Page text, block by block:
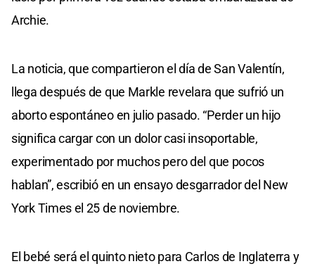
Archie.
La noticia, que compartieron el día de San Valentín,
llega después de que Markle revelara que sufrió un
aborto espontáneo en julio pasado. “Perder un hijo
significa cargar con un dolor casi insoportable,
experimentado por muchos pero del que pocos
hablan”, escribió en un ensayo desgarrador del New
York Times el 25 de noviembre.
El bebé será el quinto nieto para Carlos de Inglaterra y